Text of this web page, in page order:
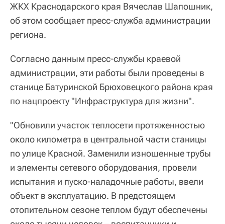
ЖКХ Краснодарского края Вячеслав Шапошник,
об этом сообщает пресс-служба администрации
региона.
Согласно данным пресс-службы краевой
администрации, эти работы были проведены в
станице Батуринской Брюховецкого района края
по нацпроекту "Инфраструктура для жизни".
"Обновили участок теплосети протяженностью
около километра в центральной части станицы
по улице Красной. Заменили изношенные трубы
и элементы сетевого оборудования, провели
испытания и пуско-наладочные работы, ввели
объект в эксплуатацию. В предстоящем
отопительном сезоне теплом будут обеспечены